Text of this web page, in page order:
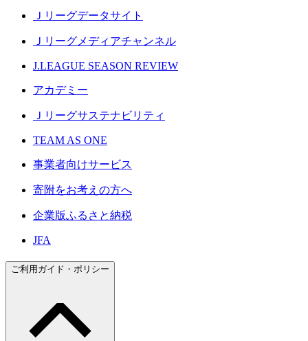
Ｊリーグデータサイト
Ｊリーグメディアチャンネル
J.LEAGUE SEASON REVIEW
アカデミー
Ｊリーグサステナビリティ
TEAM AS ONE
事業者向けサービス
寄附をお考えの方へ
企業版ふるさと納税
JFA
ご利用ガイド・ポリシー